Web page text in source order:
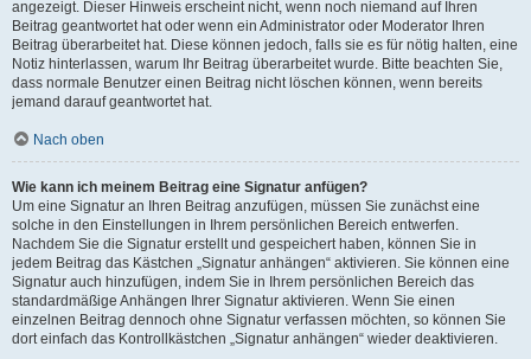
angezeigt. Dieser Hinweis erscheint nicht, wenn noch niemand auf Ihren
Beitrag geantwortet hat oder wenn ein Administrator oder Moderator Ihren
Beitrag überarbeitet hat. Diese können jedoch, falls sie es für nötig halten, eine
Notiz hinterlassen, warum Ihr Beitrag überarbeitet wurde. Bitte beachten Sie,
dass normale Benutzer einen Beitrag nicht löschen können, wenn bereits
jemand darauf geantwortet hat.
Nach oben
Wie kann ich meinem Beitrag eine Signatur anfügen?
Um eine Signatur an Ihren Beitrag anzufügen, müssen Sie zunächst eine
solche in den Einstellungen in Ihrem persönlichen Bereich entwerfen.
Nachdem Sie die Signatur erstellt und gespeichert haben, können Sie in
jedem Beitrag das Kästchen „Signatur anhängen“ aktivieren. Sie können eine
Signatur auch hinzufügen, indem Sie in Ihrem persönlichen Bereich das
standardmäßige Anhängen Ihrer Signatur aktivieren. Wenn Sie einen
einzelnen Beitrag dennoch ohne Signatur verfassen möchten, so können Sie
dort einfach das Kontrollkästchen „Signatur anhängen“ wieder deaktivieren.